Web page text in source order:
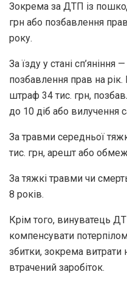
Зокрема за ДТП із
грн або позбавлення
року.
За їзду у стані
позбавлення прав на
штраф 34 тис. грн,
до 10 діб або вилучення
За травми середньої
тис. грн, арешт або
За тяжкі травми чи
8 років.
Крім того, винуватець
компенсувати
збитки, зокрема витрати
втрачений заробіток.